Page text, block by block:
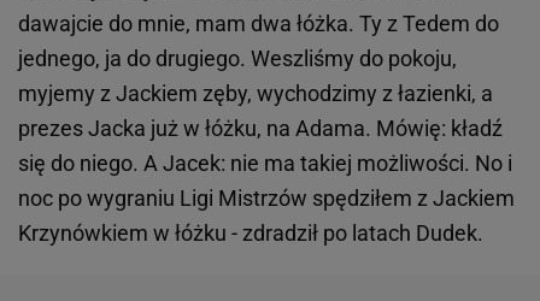
dawajcie do mnie, mam dwa łóżka. Ty z Tedem do
jednego, ja do drugiego. Weszliśmy do pokoju,
myjemy z Jackiem zęby, wychodzimy z łazienki, a
prezes Jacka już w łóżku, na Adama. Mówię: kładź
się do niego. A Jacek: nie ma takiej możliwości. No i
noc po wygraniu Ligi Mistrzów spędziłem z Jackiem
Krzynówkiem w łóżku - zdradził po latach Dudek.